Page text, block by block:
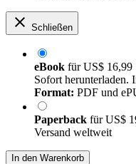
Schließen
eBook fürUS$ 16,99
Sofort herunterladen.
Format: PDF und
Paperback fürUS$
Versand weltweit
In den Warenkorb